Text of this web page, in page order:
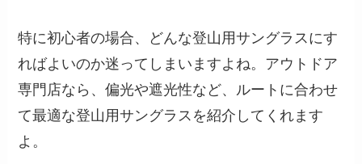
特に初心者の場合、どんな登山用サングラスにす
ればよいのか迷ってしまいますよね。アウトドア
専門店なら、偏光や遮光性など、ルートに合わせ
て最適な登山用サングラスを紹介してくれます
よ。